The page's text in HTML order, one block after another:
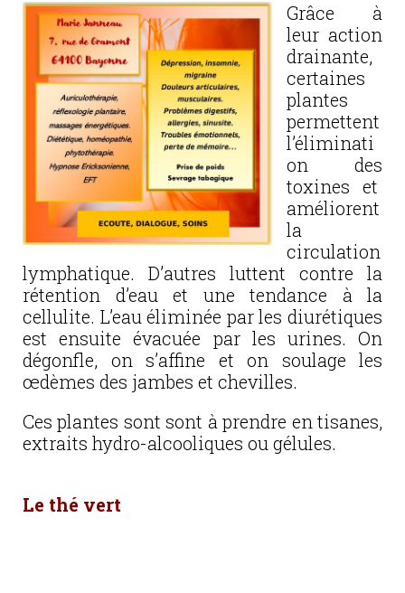
Grâce à
leur action
drainante,
certaines
plantes
permettent
l’éliminati
on des
toxines et
améliorent
la
circulation
lymphatique. D’autres luttent contre la
rétention d’eau et une tendance à la
cellulite. L’eau éliminée par les diurétiques
est ensuite évacuée par les urines. On
dégonfle, on s’affine et on soulage les
œdèmes des jambes et chevilles.
Ces plantes sont sont à prendre en tisanes,
extraits hydro-alcooliques ou gélules.
Le thé vert